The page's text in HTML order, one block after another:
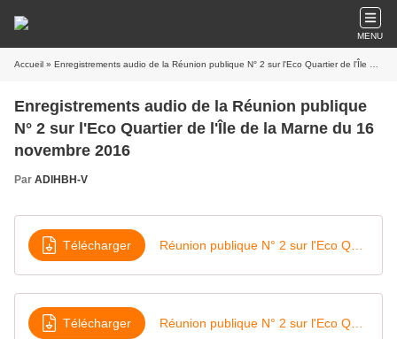
MENU
Accueil » Enregistrements audio de la Réunion publique N° 2 sur l'Eco Quartier de l'Île de la Marne du 16 novembre 2016
Enregistrements audio de la Réunion publique
N° 2 sur l'Eco Quartier de l'Île de la Marne du 16
novembre 2016
Par ADIHBH-V
Télécharger
Télécharger